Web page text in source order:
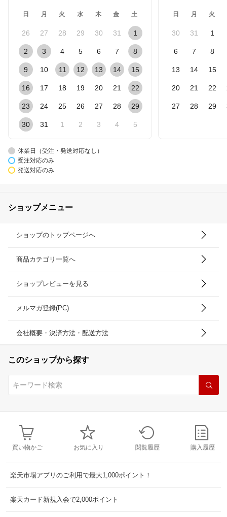
日 月 火 水 木 金 土
26 27 28 29 30 31 1
2 3 4 5 6 7 8
9 10 11 12 13 14 15
16 17 18 19 20 21 22
23 24 25 26 27 28 29
30 31 1 2 3 4 5
日 月 火
30 31 1
6 7 8
13 14 15
20 21 22
27 28 29
休業日（受注・発送対応なし）
受注対応のみ
発送対応のみ
ショップメニュー
ショップのトップページへ
商品カテゴリ一覧へ
ショップレビューを見る
メルマガ登録(PC)
会社概要・決済方法・配送方法
このショップから探す
買い物かご お気に入り 閲覧履歴 購入履歴
楽天市場アプリのご利用で最大1,000ポイント！
楽天カード新規入会で2,000ポイント